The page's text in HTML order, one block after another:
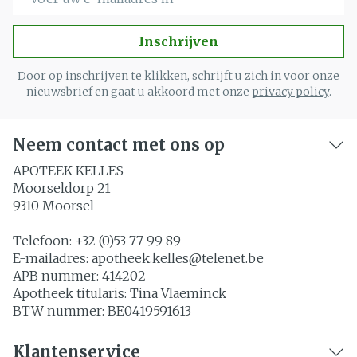
Inschrijven
Door op inschrijven te klikken, schrijft u zich in voor onze
nieuwsbrief en gaat u akkoord met onze privacy policy.
Neem contact met ons op
APOTEEK KELLES
Moorseldorp 21
9310 Moorsel
Telefoon: +32 (0)53 77 99 89
E-mailadres: apotheek.kelles@telenet.be
APB nummer: 414202
Apotheek titularis: Tina Vlaeminck
BTW nummer: BE0419591613
Klantenservice